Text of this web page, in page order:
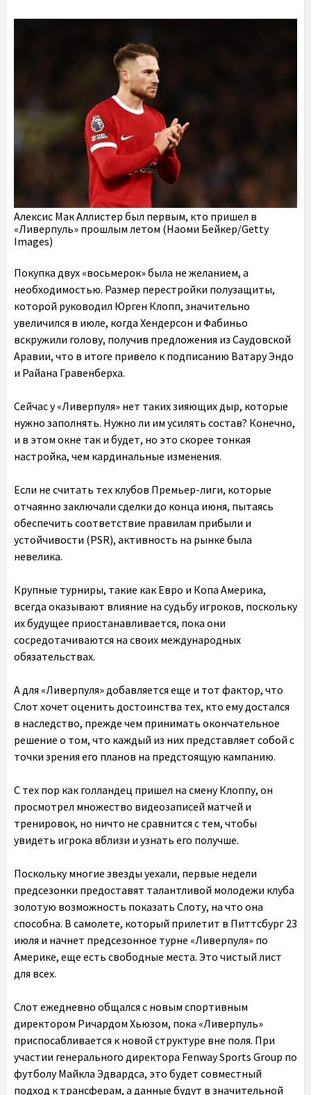
Алексис Мак Аллистер был первым, кто пришел в
«Ливерпуль» прошлым летом (Наоми Бейкер/Getty
Images)
Покупка двух «восьмерок» была не желанием, а
необходимостью. Размер перестройки полузащиты,
которой руководил Юрген Клопп, значительно
увеличился в июле, когда Хендерсон и Фабиньо
вскружили голову, получив предложения из Саудовской
Аравии, что в итоге привело к подписанию Ватару Эндо
и Райана Гравенберха.
Сейчас у «Ливерпуля» нет таких зияющих дыр, которые
нужно заполнять. Нужно ли им усилять состав? Конечно,
и в этом окне так и будет, но это скорее тонкая
настройка, чем кардинальные изменения.
Если не считать тех клубов Премьер-лиги, которые
отчаянно заключали сделки до конца июня, пытаясь
обеспечить соответствие правилам прибыли и
устойчивости (PSR), активность на рынке была
невелика.
Крупные турниры, такие как Евро и Копа Америка,
всегда оказывают влияние на судьбу игроков, поскольку
их будущее приостанавливается, пока они
сосредотачиваются на своих международных
обязательствах.
А для «Ливерпуля» добавляется еще и тот фактор, что
Слот хочет оценить достоинства тех, кто ему достался
в наследство, прежде чем принимать окончательное
решение о том, что каждый из них представляет собой с
точки зрения его планов на предстоящую кампанию.
С тех пор как голландец пришел на смену Клоппу, он
просмотрел множество видеозаписей матчей и
тренировок, но ничто не сравнится с тем, чтобы
увидеть игрока вблизи и узнать его получше.
Поскольку многие звезды уехали, первые недели
предсезонки предоставят талантливой молодежи клуба
золотую возможность показать Слоту, на что она
способна. В самолете, который прилетит в Питтсбург 23
июля и начнет предсезонное турне «Ливерпуля» по
Америке, еще есть свободные места. Это чистый лист
для всех.
Слот ежедневно общался с новым спортивным
директором Ричардом Хьюзом, пока «Ливерпуль»
приспосабливается к новой структуре вне поля. При
участии генерального директора Fenway Sports Group по
футболу Майкла Эдвардса, это будет совместный
подход к трансферам, а данные будут в значительной